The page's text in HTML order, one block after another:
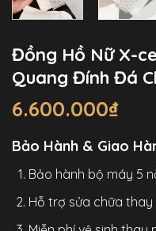
Đồng Hồ Nữ X-
Quang Đính Đá
6.600.000₫
Bảo Hành & Giao
Bảo hành bộ máy 5
Hỗ trợ sửa chữa thay